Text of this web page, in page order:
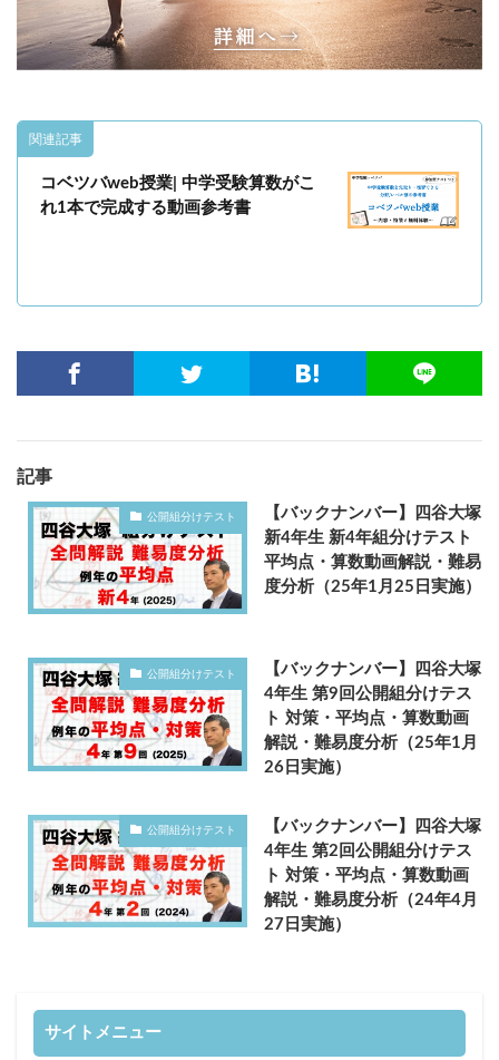
関連記事
コベツバweb授業| 中学受験算数がこ
れ1本で完成する動画参考書
記事
公開組分けテスト
【バックナンバー】四谷大塚
新4年生 新4年組分けテスト
平均点・算数動画解説・難易
度分析（25年1月25日実施）
公開組分けテスト
【バックナンバー】四谷大塚
4年生 第9回公開組分けテス
ト 対策・平均点・算数動画
解説・難易度分析（25年1月
26日実施）
公開組分けテスト
【バックナンバー】四谷大塚
4年生 第2回公開組分けテス
ト 対策・平均点・算数動画
解説・難易度分析（24年4月
27日実施）
サイトメニュー